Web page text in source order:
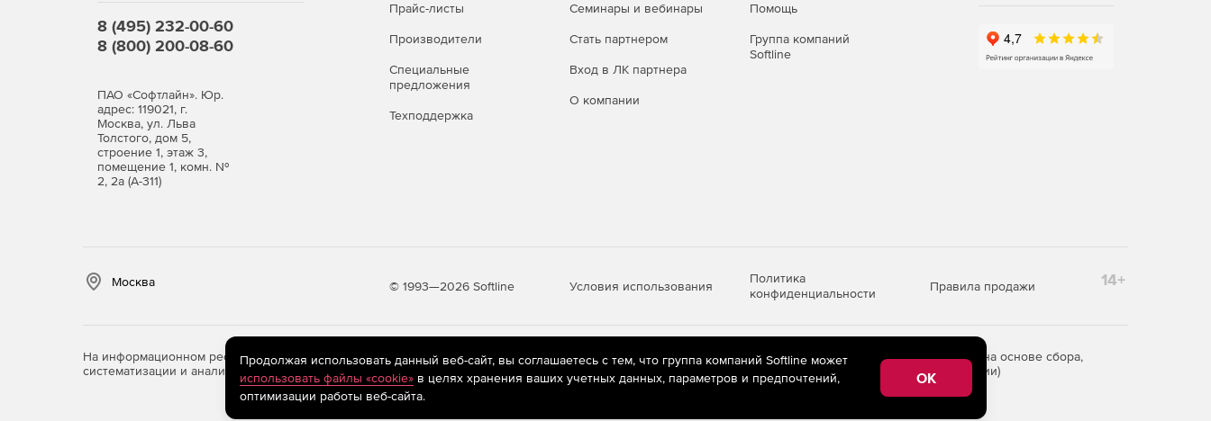
8 (495) 232-00-60
8 (800) 200-08-60
ПАО «Софтлайн». Юр.
адрес: 119021, г.
Москва, ул. Льва
Толстого, дом 5,
строение 1, этаж 3,
помещение 1, комн. №
2, 2а (А-311)
Прайс-листы
Производители
Специальные
предложения
Техподдержка
Семинары и вебинары
Стать партнером
Вход в ЛК партнера
О компании
Помощь
Группа компаний
Softline
Москва © 1993—2026 Softline Условия использования
Политика
конфиденциальности
Правила продажи 14+
На информационном ресурсе store.softline.ru применяютсярекомендательные технологии(информационные технологии предоставления информации на основе сбора,
систематизации и анализа сведений, относящихся к предпочтениям пользователей сети «Интернет», находящихся на территории Российской Федерации)
Продолжая использовать данный веб-сайт, вы соглашаетесь с тем, что группа компаний Softline может
использовать файлы «cookie»в целях хранения ваших учетных данных, параметров и предпочтений,
оптимизации работы веб-сайта.
OK